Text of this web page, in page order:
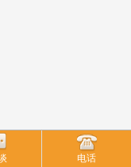
电话